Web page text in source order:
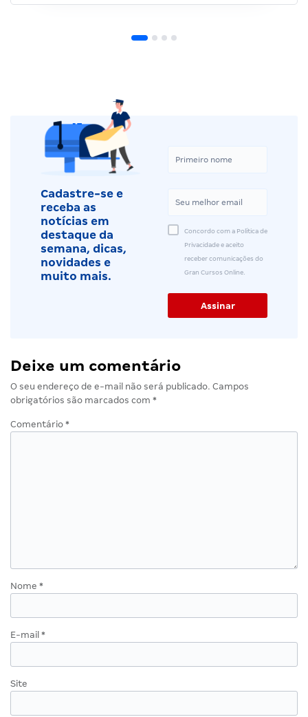
Cadastre-se e
receba as
notícias em
destaque da
semana, dicas,
novidades e
muito mais.
Concordo com a Política de
Privacidade e aceito
receber comunicações do
Gran Cursos Online.
Deixe um comentário
O seu endereço de e-mail não será publicado. Campos
obrigatórios são marcados com *
Comentário *
Nome *
E-mail *
Site